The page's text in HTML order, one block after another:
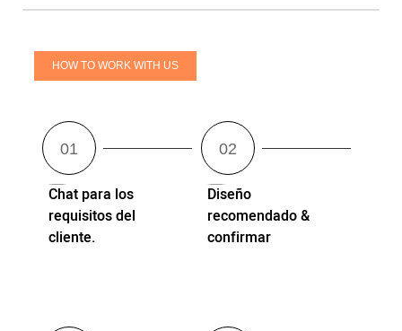
HOW TO WORK WITH US
Chat para los
requisitos del
cliente.
Diseño
recomendado &
confirmar